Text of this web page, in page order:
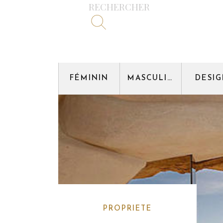
RECHERCHER
FÉMININ MASCULIN
PROPRIETE